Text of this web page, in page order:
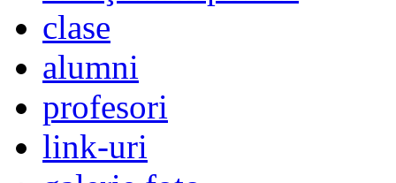
clase
alumni
profesori
link-uri